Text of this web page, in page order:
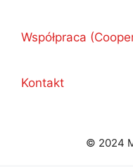
Współpraca
Kontakt
© 2024